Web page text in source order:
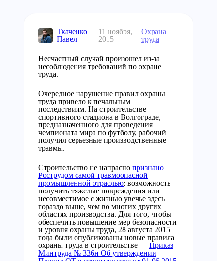
Ткаченко
Павел
11 ноября,
2015
Охрана
труда
Несчастный случай произошел из-за
несоблюдения требований по охране
труда.
Очередное нарушение правил охраны
труда привело к печальным
последствиям. На строительстве
спортивного стадиона в Волгограде,
предназначенного для проведения
чемпионата мира по футболу, рабочий
получил серьезные производственные
травмы.
Строительство не напрасно признано
Рострудом самой травмоопасной
промышленной отраслью: возможность
получить тяжелые повреждения или
несовместимое с жизнью увечье здесь
гораздо выше, чем во многих других
областях производства. Для того, чтобы
обеспечить повышение мер безопасности
и уровня охраны труда, 28 августа 2015
года были опубликованы новые правила
охраны труда в строительстве — Приказ
Минтруда № 336н Об утверждении